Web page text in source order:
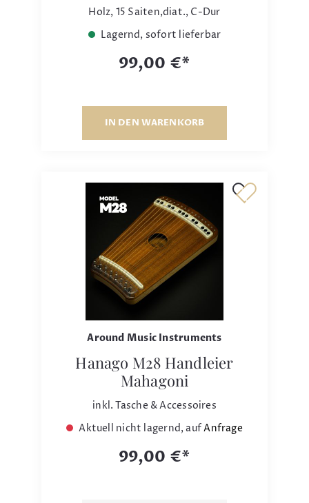
Holz, 15 Saiten,diat., C-Dur
Lagernd, sofort lieferbar
99,00 €*
IN DEN WARENKORB
Around Music Instruments
Hanago M28 Handleier
Mahagoni
inkl. Tasche & Accessoires
Aktuell nicht lagernd, aufAnfrage
99,00 €*